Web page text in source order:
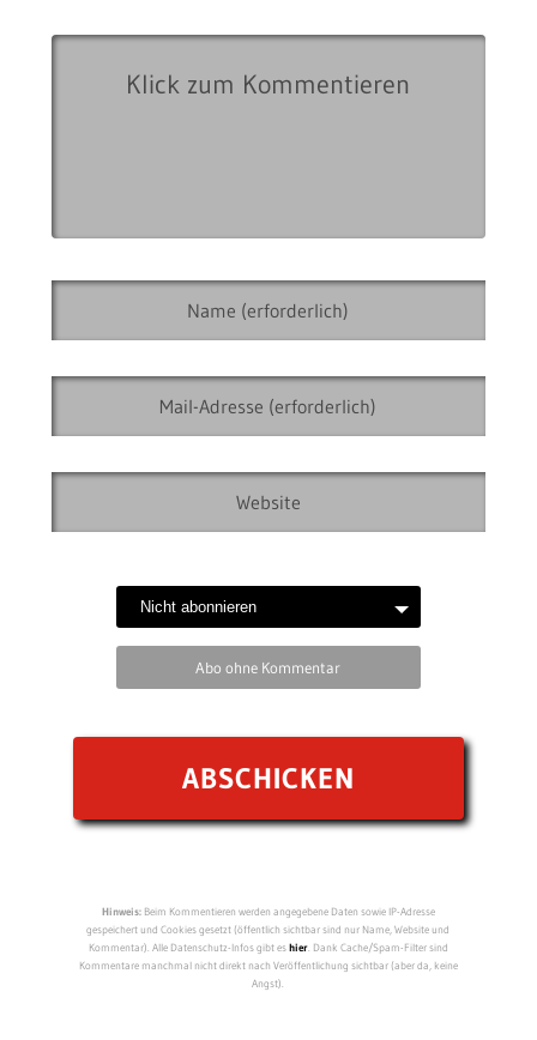
Abo ohne Kommentar
Hinweis:Beim Kommentieren werden angegebene Daten sowie IP-Adresse
gespeichert und Cookies gesetzt (öffentlich sichtbar sind nur Name, Website und
Kommentar). Alle Datenschutz-Infos gibt eshier. Dank Cache/Spam-Filter sind
Kommentare manchmal nicht direkt nach Veröffentlichung sichtbar (aber da, keine
Angst).